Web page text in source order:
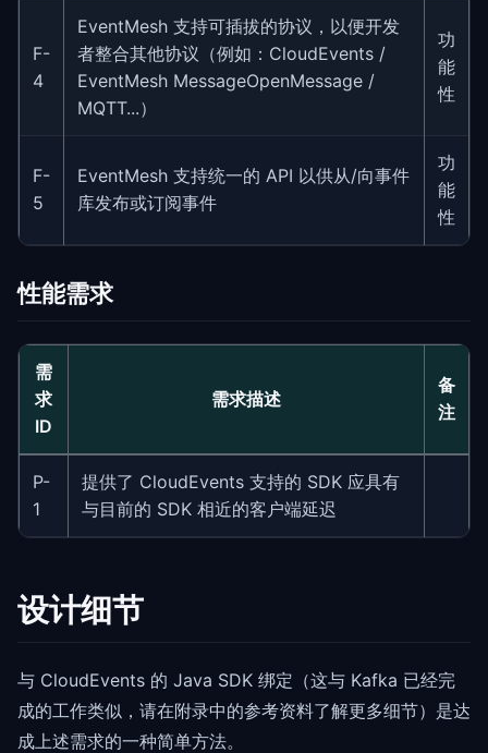
F-
4
EventMesh 支持可插拔的协议，以便开发
者整合其他协议（例如：CloudEvents /
EventMesh MessageOpenMessage /
MQTT...）
功
能
性
F-
5
EventMesh 支持统一的 API 以供从/向事件
库发布或订阅事件
功
能
性
性能需求
需
求
ID
需求描述
备
注
P-
1
提供了 CloudEvents 支持的 SDK 应具有
与目前的 SDK 相近的客户端延迟
设计细节
与 CloudEvents 的 Java SDK 绑定（这与 Kafka 已经完
成的工作类似，请在附录中的参考资料了解更多细节）是达
成上述需求的一种简单方法。